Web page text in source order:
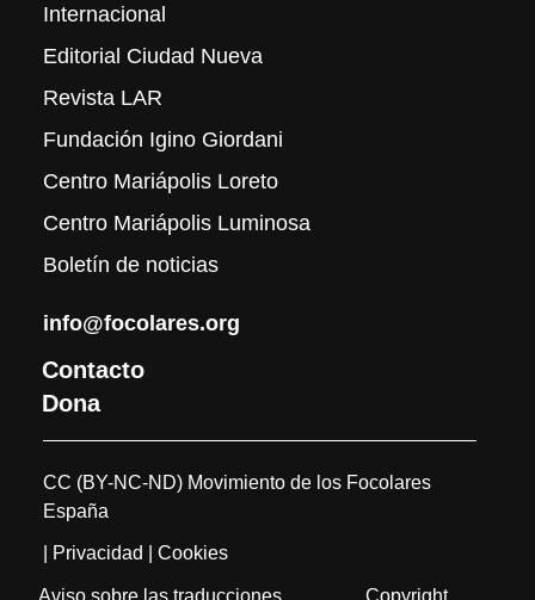
Internacional
Editorial Ciudad Nueva
Revista LAR
Fundación Igino Giordani
Centro Mariápolis Loreto
Centro Mariápolis Luminosa
Boletín de noticias
info@focolares.org
Contacto
Dona
CC (BY-NC-ND) Movimiento de los Focolares
España
| Privacidad | Cookies
Aviso sobre las traducciones Copyright